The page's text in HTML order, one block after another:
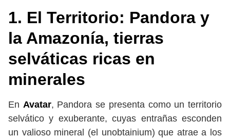
1. El Territorio: Pandora y
la Amazonía, tierras
selváticas ricas en
minerales
En Avatar, Pandora se presenta como un territorio
selvático y exuberante, cuyas entrañas esconden
un valioso mineral (el unobtainium) que atrae a los